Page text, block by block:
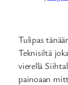
Tulipas
Teknisiltä
vierellä
painoaan